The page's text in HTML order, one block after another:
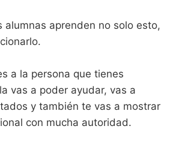
alumnas aprenden no solo esto,
a la persona que tienes
vas a poder ayudar, vas a
y también te vas a mostrar
con mucha autoridad.